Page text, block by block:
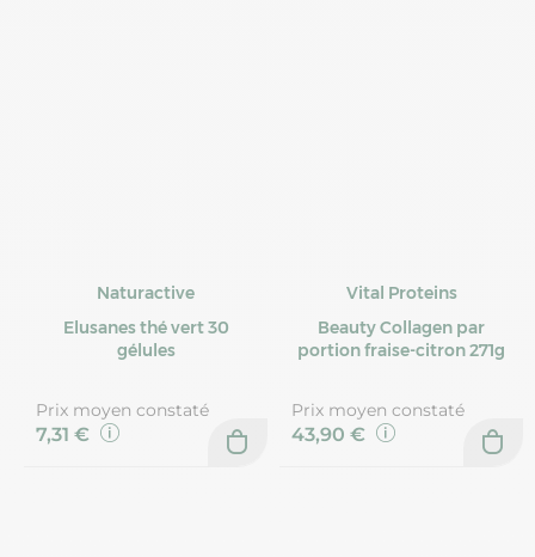
Naturactive
Elusanes thé vert 30
gélules
Prix moyen constaté
7,31 €
Vital Proteins
Beauty Collagen par
portion fraise-citron 271g
Prix moyen constaté
43,90 €